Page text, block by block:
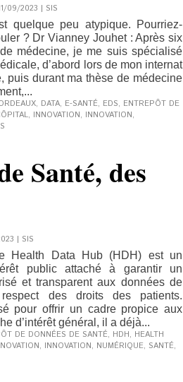
09/2023 | SIS
quelque peu atypique. Pourriez-
? Dr Vianney Jouhet : Après six
médecine, je me suis spécialisé
d’abord lors de mon internat
puis durant ma thèse de médecine
, DATA, E-SANTÉ, EDS, ENTREPÔT DE
, INNOVATION, INNOVATION,
Santé, des
| SIS
Health Data Hub (HDH) est un
public attaché à garantir un
et transparent aux données de
des droits des patients.
pour offrir un cadre propice aux
d’intérêt général, il a déjà...
DE DONNÉES DE SANTÉ, HDH, HEALTH
, INNOVATION, NUMÉRIQUE, SANTÉ,